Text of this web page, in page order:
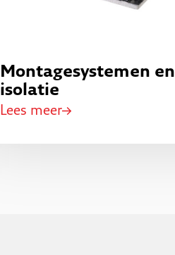
Montagesystemen en
isolatie
Lees meer